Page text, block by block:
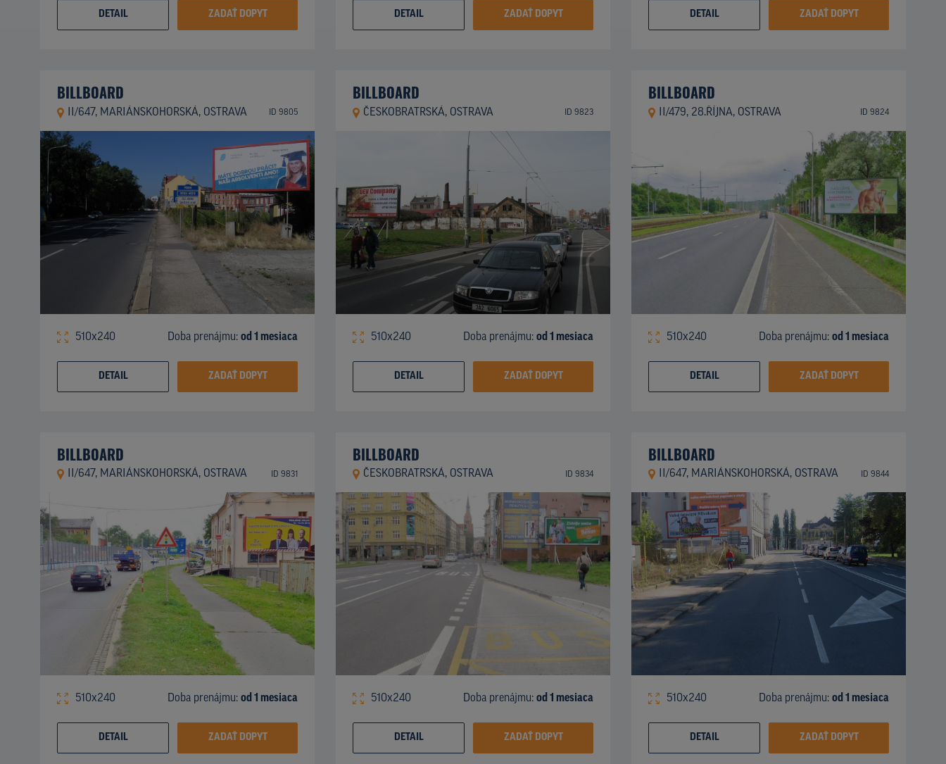
DETAIL ZADAŤ DOPYT DETAIL ZADAŤ DOPYT DETAIL ZADAŤ DOPYT
BILLBOARD
II/647, MARIÁNSKOHORSKÁ, OSTRAVA ID 9805
510x240 Doba prenájmu: od 1 mesiaca
DETAIL ZADAŤ DOPYT
BILLBOARD
ČESKOBRATRSKÁ, OSTRAVA ID 9823
510x240 Doba prenájmu: od 1 mesiaca
DETAIL ZADAŤ DOPYT
BILLBOARD
II/479, 28.ŘÍJNA, OSTRAVA ID 9824
510x240 Doba prenájmu: od 1 mesiaca
DETAIL ZADAŤ DOPYT
BILLBOARD
II/647, MARIÁNSKOHORSKÁ, OSTRAVA ID 9831
510x240 Doba prenájmu: od 1 mesiaca
DETAIL ZADAŤ DOPYT
BILLBOARD
ČESKOBRATRSKÁ, OSTRAVA ID 9834
510x240 Doba prenájmu: od 1 mesiaca
DETAIL ZADAŤ DOPYT
BILLBOARD
II/647, MARIÁNSKOHORSKÁ, OSTRAVA ID 9844
510x240 Doba prenájmu: od 1 mesiaca
DETAIL ZADAŤ DOPYT